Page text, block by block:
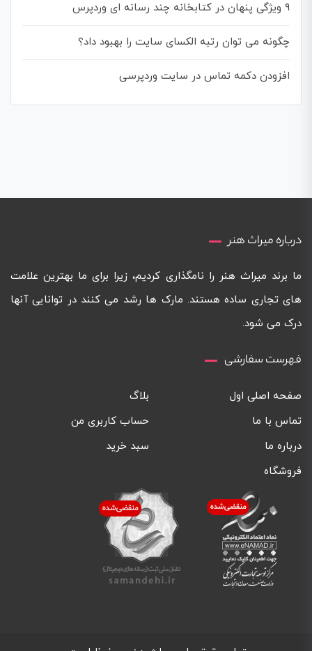
۹ ویژگی پنهان در کتابخانه چند رسانه ای وردپرس
چگونه می توان رتبه الکسای سایت را بهبود داد؟
افزودن دکمه تماس در سایت وردپرسی
درباره میراث هنر
ما برند میراث هنر را نامگذاری کردیم، زیرا برای ما بهترین علامت
های تجاری ساده هستند. مارک ها رشد می کنند در توانایی آنها
درک می شود.
فهرست سفارشی
صفحه اصلی اول
بلاگ
تماس با ما
حساب کاربری من
درباره ما
سبد خرید
فروشگاه